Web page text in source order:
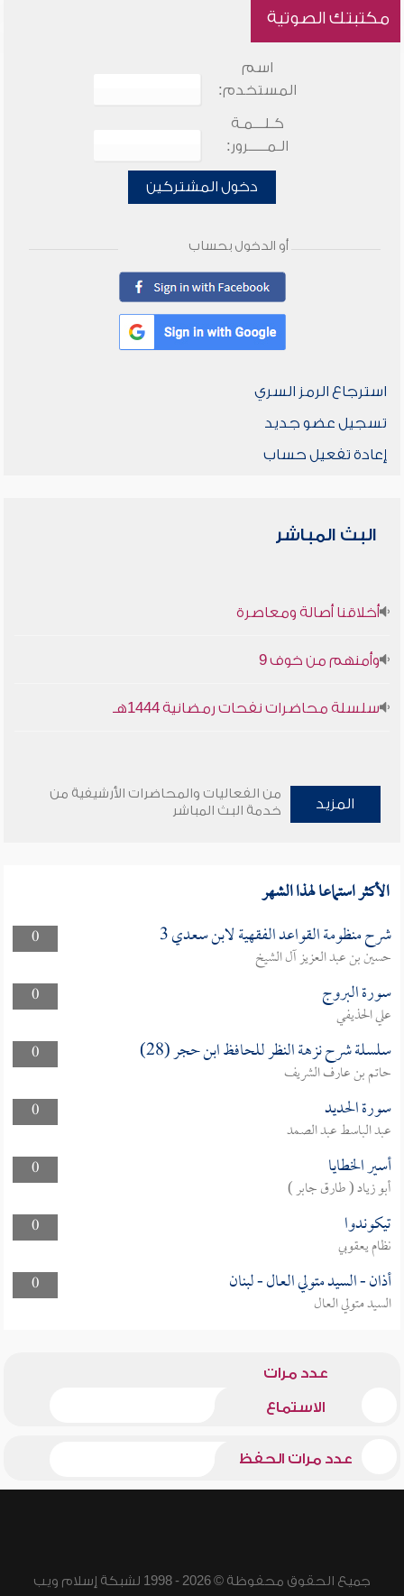
مكتبتك الصوتية
اسم
المستخدم:
كـلـــمـة
الـمـــــرور:
دخول المشتركين
أو الدخول بحساب
استرجاع الرمز السري
تسجيل عضو جديد
إعادة تفعيل حساب
البث المباشر
أخلاقنا أصالة ومعاصرة
وأمنهم من خوف 9
سلسلة محاضرات نفحات رمضانية 1444هـ
المزيد
من الفعاليات والمحاضرات الأرشيفية من
خدمة البث المباشر
الأكثر استماعا لهذا الشهر
0 شرح منظومة القواعد الفقهية لابن سعدي 3
حسين بن عبد العزيز آل الشيخ
0
سورة البروج
علي الحذيفي
0
سلسلة شرح نزهة النظر للحافظ ابن حجر (28)
حاتم بن عارف الشريف
0
سورة الحديد
عبد الباسط عبد الصمد
0
أسير الخطايا
أبو زياد ( طارق جابر )
0
تيكوندوا
نظام يعقوبي
0
أذان - السيد متولي العال - لبنان
السيد متولي العال
عدد مرات
الاستماع
عدد مرات الحفظ
جميع الحقوق محفوظة © 2026 - 1998 لشبكة إسلام ويب